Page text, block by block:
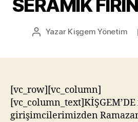
SERAMİK
Yazının
Yazar Kişgem Yönetim
[vc_row][vc_column]
girişimcilerimizden